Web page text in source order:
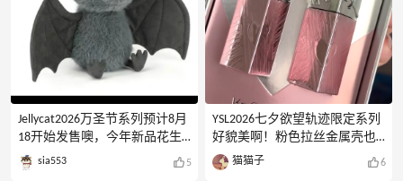
妹推个靠谱渠道，在线等！封
面图源于网络，侵权删除！
Jellycat2026万圣节系列预计8月
18开始发售噢，今年新品花生
猫咪返场啦！去年热度比较高
的布鲁斯蝙蝠也会回归，肯定
sia553 5
凑单买 。黑五、圣诞、周年庆
这些时候折扣力度还可以，姐
妹们可以蹲一蹲。
YSL2026七夕欲望轨迹限定系列
好貌美啊！粉色拉丝金属壳也
太piu亮啦~精准戳中颜值党的心
巴~根本把持不住啊咱就是说~
猫猫子 6